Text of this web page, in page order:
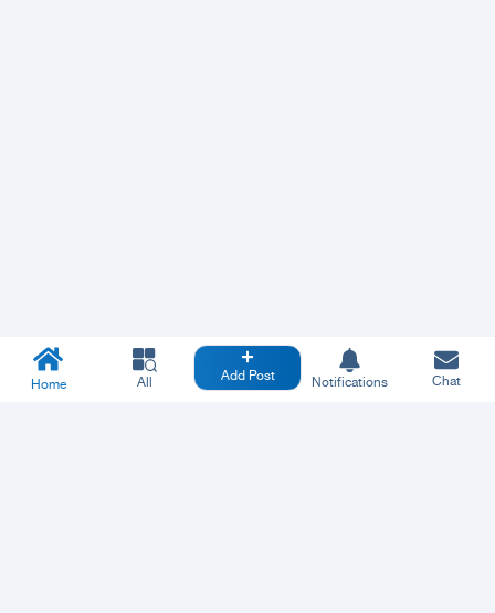
Home All Add Post Notifications Chat